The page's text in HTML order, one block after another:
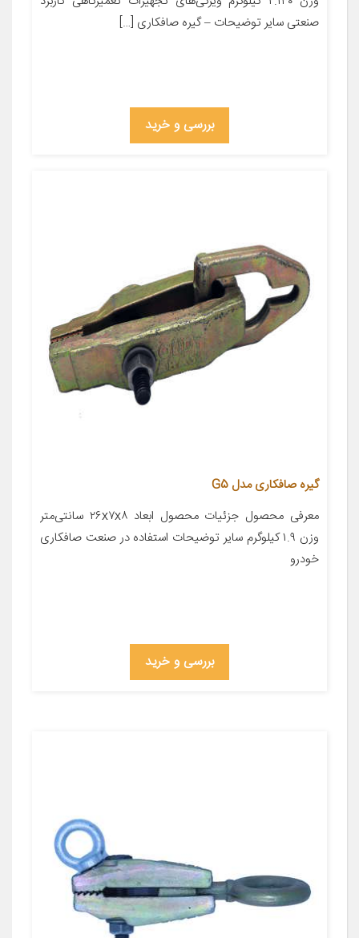
صنعتی سایر توضیحات – گیره صافکاری […]
بررسی و خرید
گیره صافکاری مدل G5
معرفی محصول جزئیات محصول ابعاد ۲۶x۷x۸ سانتی‌متر
وزن ۱.۹ کیلوگرم سایر توضیحات استفاده در صنعت صافکاری
خودرو
بررسی و خرید